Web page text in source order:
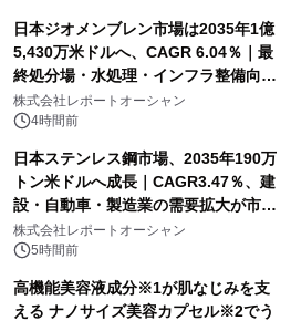
日本ジオメンブレン市場は2035年1億
5,430万米ドルへ、CAGR 6.04％｜最
終処分場・水処理・インフラ整備向け
需要拡大
株式会社レポートオーシャン
4時間前
日本ステンレス鋼市場、2035年190万
トン米ドルへ成長｜CAGR3.47％、建
設・自動車・製造業の需要拡大が市場
を牽引
株式会社レポートオーシャン
5時間前
高機能美容液成分※1が肌なじみを支
える ナノサイズ美容カプセル※2でう